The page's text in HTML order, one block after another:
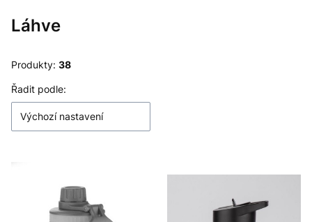
Láhve
Produkty: 38
Seznam produktů
Řadit podle:
Výchozí nastavení